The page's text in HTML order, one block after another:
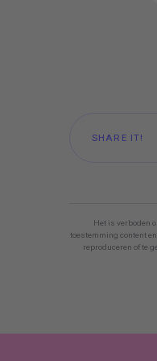
SHARE IT!
Het is verboden
toestemming content
reproduceren of te